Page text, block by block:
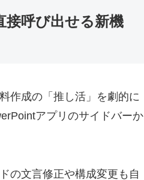
呼び出せる新機
作成の「推し活」を劇的に
アプリのサイドバーか
の文言修正や構成変更も自